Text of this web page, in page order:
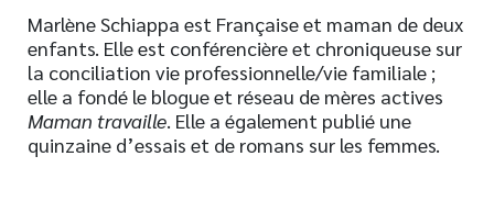
Témoignages
Vie pratique
Finances
Nouveautés
Marlène Schiappa est Française et maman de deux
enfants. Elle est conférencière et chroniqueuse sur
la conciliation vie professionnelle/vie familiale ;
elle a fondé le blogue et réseau de mères actives
Maman travaille. Elle a également publié une
quinzaine d’essais et de romans sur les femmes.